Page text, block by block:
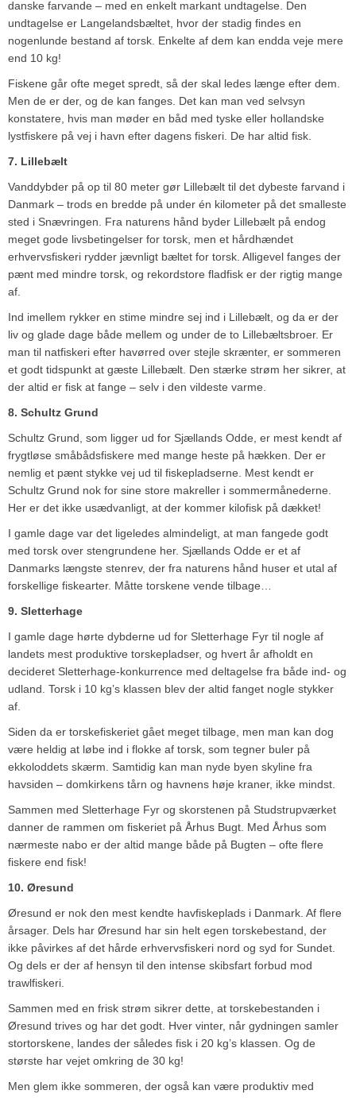
danske farvande – med en enkelt markant undtagelse. Den
undtagelse er Langelandsbæltet, hvor der stadig findes en
nogenlunde bestand af torsk. Enkelte af dem kan endda veje mere
end 10 kg!
Fiskene går ofte meget spredt, så der skal ledes længe efter dem.
Men de er der, og de kan fanges. Det kan man ved selvsyn
konstatere, hvis man møder en båd med tyske eller hollandske
lystfiskere på vej i havn efter dagens fiskeri. De har altid fisk.
7. Lillebælt
Vanddybder på op til 80 meter gør Lillebælt til det dybeste farvand i
Danmark – trods en bredde på under én kilometer på det smalleste
sted i Snævringen. Fra naturens hånd byder Lillebælt på endog
meget gode livsbetingelser for torsk, men et hårdhændet
erhvervsfiskeri rydder jævnligt bæltet for torsk. Alligevel fanges der
pænt med mindre torsk, og rekordstore fladfisk er der rigtig mange
af.
Ind imellem rykker en stime mindre sej ind i Lillebælt, og da er der
liv og glade dage både mellem og under de to Lillebæltsbroer. Er
man til natfiskeri efter havørred over stejle skrænter, er sommeren
et godt tidspunkt at gæste Lillebælt. Den stærke strøm her sikrer, at
der altid er fisk at fange – selv i den vildeste varme.
8. Schultz Grund
Schultz Grund, som ligger ud for Sjællands Odde, er mest kendt af
frygtløse småbådsfiskere med mange heste på hækken. Der er
nemlig et pænt stykke vej ud til fiskepladserne. Mest kendt er
Schultz Grund nok for sine store makreller i sommermånederne.
Her er det ikke usædvanligt, at der kommer kilofisk på dækket!
I gamle dage var det ligeledes almindeligt, at man fangede godt
med torsk over stengrundene her. Sjællands Odde er et af
Danmarks længste stenrev, der fra naturens hånd huser et utal af
forskellige fiskearter. Måtte torskene vende tilbage…
9. Sletterhage
I gamle dage hørte dybderne ud for Sletterhage Fyr til nogle af
landets mest produktive torskepladser, og hvert år afholdt en
decideret Sletterhage-konkurrence med deltagelse fra både ind- og
udland. Torsk i 10 kg’s klassen blev der altid fanget nogle stykker
af.
Siden da er torskefiskeriet gået meget tilbage, men man kan dog
være heldig at løbe ind i flokke af torsk, som tegner buler på
ekkoloddets skærm. Samtidig kan man nyde byen skyline fra
havsiden – domkirkens tårn og havnens høje kraner, ikke mindst.
Sammen med Sletterhage Fyr og skorstenen på Studstrupværket
danner de rammen om fiskeriet på Århus Bugt. Med Århus som
nærmeste nabo er der altid mange både på Bugten – ofte flere
fiskere end fisk!
10. Øresund
Øresund er nok den mest kendte havfiskeplads i Danmark. Af flere
årsager. Dels har Øresund har sin helt egen torskebestand, der
ikke påvirkes af det hårde erhvervsfiskeri nord og syd for Sundet.
Og dels er der af hensyn til den intense skibsfart forbud mod
trawlfiskeri.
Sammen med en frisk strøm sikrer dette, at torskebestanden i
Øresund trives og har det godt. Hver vinter, når gydningen samler
stortorskene, landes der således fisk i 20 kg’s klassen. Og de
største har vejet omkring de 30 kg!
Men glem ikke sommeren, der også kan være produktiv med